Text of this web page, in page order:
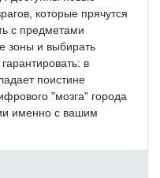
которые прячутся
с предметами
зоны и выбирать
в
поистине
"мозга" города
именно с вашим